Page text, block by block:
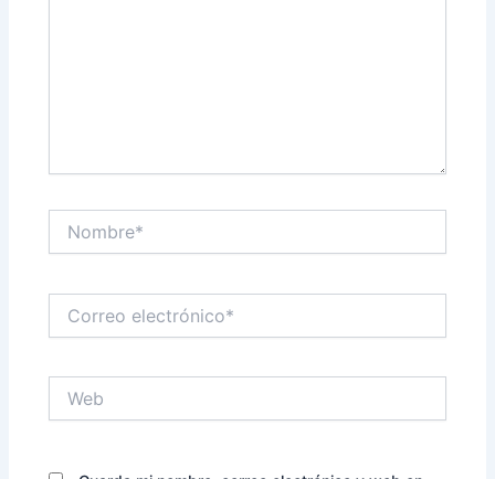
electrónico*